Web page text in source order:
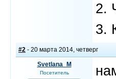
2.
3.
#2 - 20 марта 2014, четверг
Svetlana_M
Посетитель